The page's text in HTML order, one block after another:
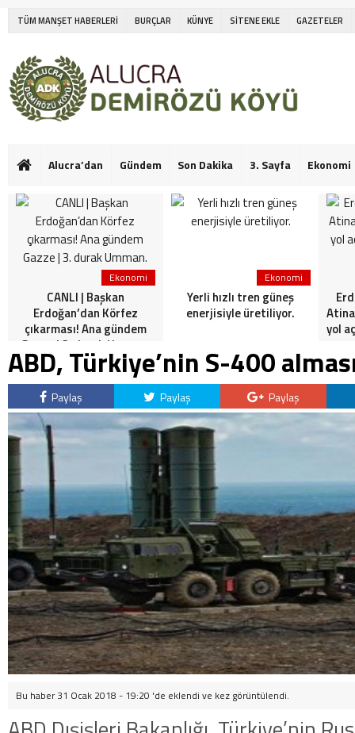
TÜM MANŞET HABERLERİ BURÇLAR KÜNYE SİTENE EKLE GAZETELER
Alucra’dan Gündem Son Dakika 3. Sayfa Ekonomi
Ekonomi
CANLI | Başkan
Erdoğan’dan Körfez
çıkarması! Ana gündem
Gazze | 3. durak Umman.
Ekonomi
Yerli hızlı tren güneş
enerjisiyle üretiliyor.
yol
ABD, Türkiye’nin S-400
Paylaş Paylaş Paylaş
Bu haber 31 Ocak 2018 - 19:20 'de eklendi ve kez görüntülendi.